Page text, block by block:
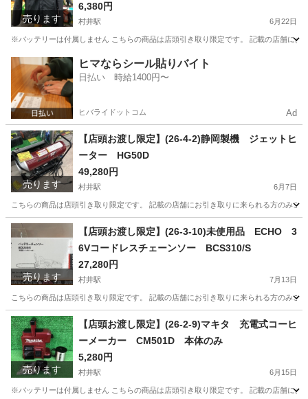
売ります
6,380円
村井駅 6月22日
※バッテリーは付属しません こちらの商品は店頭引き取り限定です。 記載の店舗に
長野 松本市 村井駅 その他 WindCore
ヒマならシール貼りバイト
日払い 時給1400円〜
ヒバライドットコム Ad
売ります
【店頭お渡し限定】(26-4-2)静岡製機 ジェットヒ
ーター HG50D
49,280円
村井駅 6月7日
こちらの商品は店頭引き取り限定です。 記載の店舗にお引き取りに来られる方のみ
長野 松本市 村井駅 その他
売ります
【店頭お渡し限定】(26-3-10)未使用品 ECHO 3
6Vコードレスチェーンソー BCS310/S
27,280円
村井駅 7月13日
こちらの商品は店頭引き取り限定です。 記載の店舗にお引き取りに来られる方のみ
長野 松本市 村井駅 その他
売ります
【店頭お渡し限定】(26-2-9)マキタ 充電式コーヒ
ーメーカー CM501D 本体のみ
5,280円
村井駅 6月15日
※バッテリーは付属しません こちらの商品は店頭引き取り限定です。 記載の店舗に